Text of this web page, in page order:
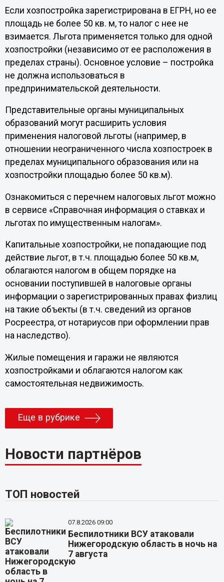
Если хозпостройка зарегистрирована в ЕГРН, но ее
площадь не более 50 кв. м, то налог с нее не
взимается. Льгота применяется только для одной
хозпостройки (независимо от ее расположения в
пределах страны). Основное условие – постройка
не должна использоваться в
предпринимательской деятельности.
Представительные органы муниципальных
образований могут расширить условия
применения налоговой льготы (например, в
отношении неограниченного числа хозпостроек в
пределах муниципального образования или на
хозпостройки площадью более 50 кв.м).
Ознакомиться с перечнем налоговых льгот можно
в сервисе «Справочная информация о ставках и
льготах по имущественным налогам».
Капитальные хозпостройки, не попадающие под
действие льгот, в т.ч. площадью более 50 кв.м,
облагаются налогом в общем порядке на
основании поступившей в налоговые органы
информации о зарегистрированных правах физлиц
на такие объекты (в т.ч. сведений из органов
Росреестра, от нотариусов при оформлении прав
на наследство).
Жилые помещения и гаражи не являются
хозпостройками и облагаются налогом как
самостоятельная недвижимость.
Еще в рубрике
Новости партнёров
ТОП новостей
07.8.2026 09:00
Беспилотники ВСУ атаковали
Нижегородскую область в ночь на
7 августа